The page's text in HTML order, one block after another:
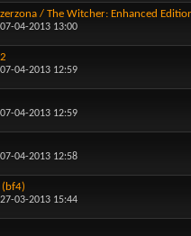
/ The Witcher: Enhanced
04-2013 13:00
04-2013 12:59
04-2013 12:59
04-2013 12:58
(bf4)
03-2013 15:44